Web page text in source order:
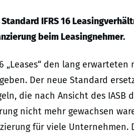
IFRS 16
beim Leasingnehmer.
„Leases“ den lang erwarteten
Der neue Standard
die nach Ansicht des IASB
nicht mehr gewachsen
für viele Unternehmen.